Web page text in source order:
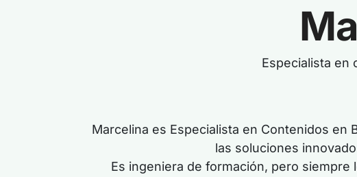
Especialista en
Marcelina es Especialista en Contenidos en
las soluciones
Es ingeniera de formación, pero